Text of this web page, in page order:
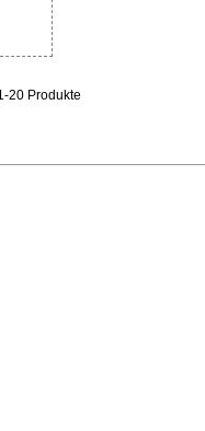
20 Produkte